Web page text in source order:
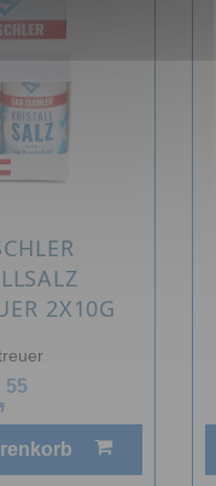
2X10G
55